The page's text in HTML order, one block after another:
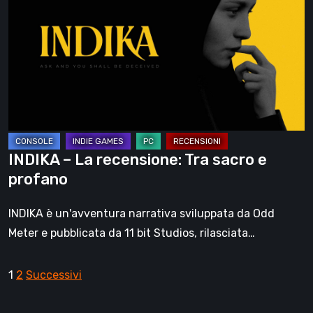
recensione:
INDIKA – La recensione: Tra sacro e
profano
INDIKA è un'avventura narrativa sviluppata da Odd
Meter e pubblicata da 11 bit Studios, rilasciata…
Paginazione
1 2 Successivi